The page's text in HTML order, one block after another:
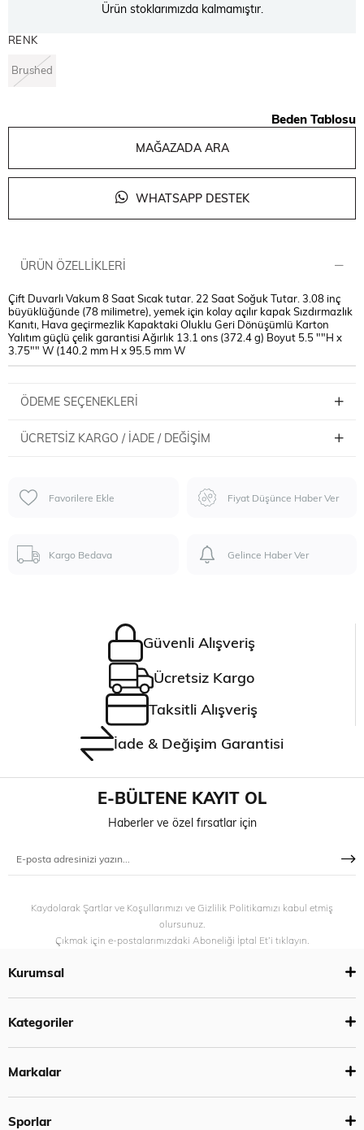
Ürün stoklarımızda kalmamıştır.
RENK
Brushed
Beden Tablosu
MAĞAZADA ARA
WHATSAPP DESTEK
ÜRÜN ÖZELLIKLERI
Çift Duvarlı Vakum 8 Saat Sıcak tutar. 22 Saat Soğuk Tutar. 3.08 inç
büyüklüğünde (78 milimetre), yemek için kolay açılır kapak Sızdırmazlık
Kanıtı, Hava geçirmezlik Kapaktaki Oluklu Geri Dönüşümlü Karton
Yalıtım güçlü çelik garantisi Ağırlık 13.1 ons (372.4 g) Boyut 5.5 ""H x
3.75"" W (140.2 mm H x 95.5 mm W
ÖDEME SEÇENEKLERI
ÜCRETSIZ KARGO / İADE / DEĞIŞIM
Favorilere Ekle Fiyat Düşünce Haber Ver
Kargo Bedava Gelince Haber Ver
Güvenli Alışveriş
Ücretsiz Kargo
Taksitli Alışveriş
İade & Değişim Garantisi
E-BÜLTENE KAYIT OL
Haberler ve özel fırsatlar için
Kaydolarak Şartlar ve Koşullarımızı ve Gizlilik Politikamızı kabul etmiş
olursunuz.
Çıkmak için e-postalarımızdaki Aboneliği İptal Et’i tıklayın.
Kurumsal
Kategoriler
Markalar
Sporlar